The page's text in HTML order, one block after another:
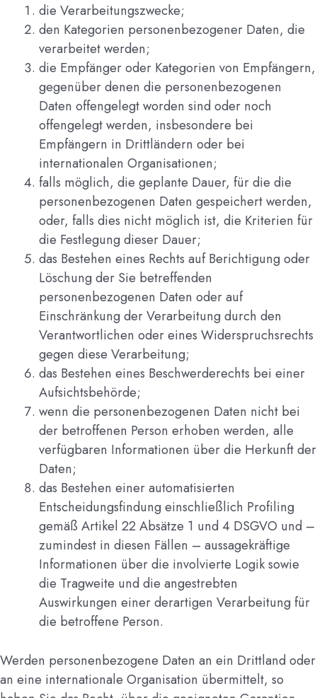
die Verarbeitungszwecke;
den Kategorien personenbezogener Daten, die
verarbeitet werden;
die Empfänger oder Kategorien von Empfängern,
gegenüber denen die personenbezogenen
Daten offengelegt worden sind oder noch
offengelegt werden, insbesondere bei
Empfängern in Drittländern oder bei
internationalen Organisationen;
falls möglich, die geplante Dauer, für die die
personenbezogenen Daten gespeichert werden,
oder, falls dies nicht möglich ist, die Kriterien für
die Festlegung dieser Dauer;
das Bestehen eines Rechts auf Berichtigung oder
Löschung der Sie betreffenden
personenbezogenen Daten oder auf
Einschränkung der Verarbeitung durch den
Verantwortlichen oder eines Widerspruchsrechts
gegen diese Verarbeitung;
das Bestehen eines Beschwerderechts bei einer
Aufsichtsbehörde;
wenn die personenbezogenen Daten nicht bei
der betroffenen Person erhoben werden, alle
verfügbaren Informationen über die Herkunft der
Daten;
das Bestehen einer automatisierten
Entscheidungsfindung einschließlich Profiling
gemäß Artikel 22 Absätze 1 und 4 DSGVO und –
zumindest in diesen Fällen – aussagekräftige
Informationen über die involvierte Logik sowie
die Tragweite und die angestrebten
Auswirkungen einer derartigen Verarbeitung für
die betroffene Person.
Werden personenbezogene Daten an ein Drittland oder
an eine internationale Organisation übermittelt, so